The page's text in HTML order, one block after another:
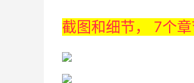
截图和细节， 7个章